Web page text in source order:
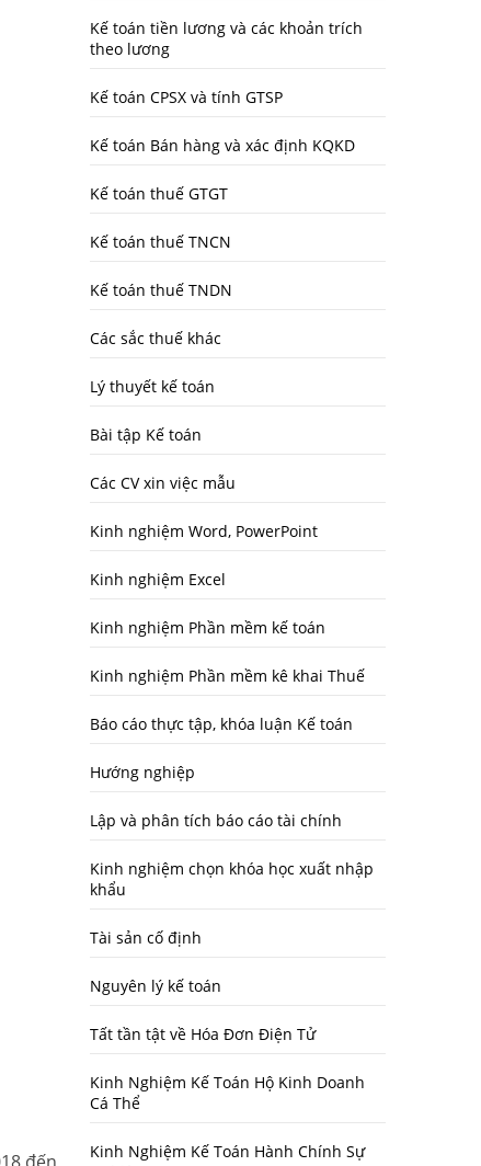
Kế toán tiền lương và các khoản trích
theo lương
Kế toán CPSX và tính GTSP
Kế toán Bán hàng và xác định KQKD
Kế toán thuế GTGT
Kế toán thuế TNCN
Kế toán thuế TNDN
Các sắc thuế khác
Lý thuyết kế toán
Bài tập Kế toán
Các CV xin việc mẫu
Kinh nghiệm Word, PowerPoint
Kinh nghiệm Excel
Kinh nghiệm Phần mềm kế toán
Kinh nghiệm Phần mềm kê khai Thuế
Báo cáo thực tập, khóa luận Kế toán
Hướng nghiệp
Lập và phân tích báo cáo tài chính
Kinh nghiệm chọn khóa học xuất nhập
khẩu
Tài sản cố định
Nguyên lý kế toán
Tất tần tật về Hóa Đơn Điện Tử
Kinh Nghiệm Kế Toán Hộ Kinh Doanh
Cá Thể
Kinh Nghiệm Kế Toán Hành Chính Sự